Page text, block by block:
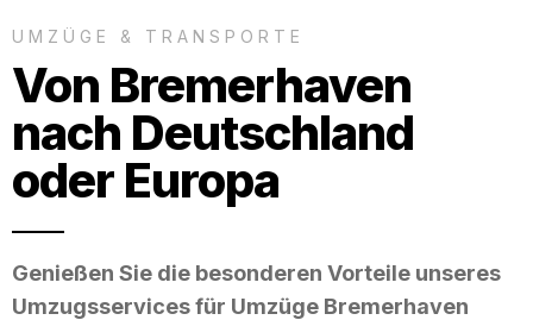
UMZÜGE & TRANSPORTE
Von Bremerhaven
nach Deutschland
oder Europa
Genießen Sie die besonderen Vorteile unseres
Umzugsservices für Umzüge Bremerhaven